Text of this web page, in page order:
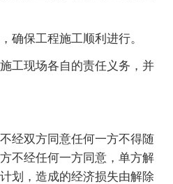
确保工程施工顺利进行。
工现场各自的责任义务，并
经双方同意任何一方不得随
不经任何一方同意，单方解
划，造成的经济损失由解除